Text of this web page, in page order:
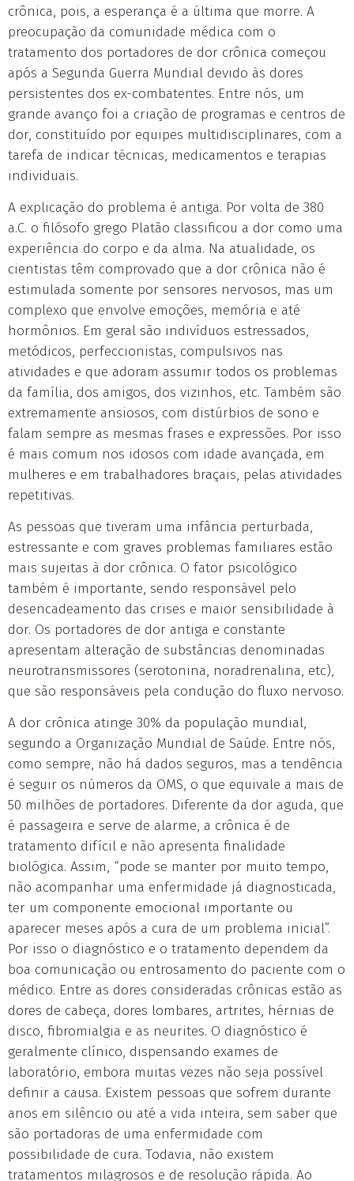
crônica, pois, a esperança é a última que morre. A
preocupação da comunidade médica com o
tratamento dos portadores de dor crônica começou
após a Segunda Guerra Mundial devido às dores
persistentes dos ex-combatentes. Entre nós, um
grande avanço foi a criação de programas e centros de
dor, constituído por equipes multidisciplinares, com a
tarefa de indicar técnicas, medicamentos e terapias
individuais.
A explicação do problema é antiga. Por volta de 380
a.C. o filósofo grego Platão classificou a dor como uma
experiência do corpo e da alma. Na atualidade, os
cientistas têm comprovado que a dor crônica não é
estimulada somente por sensores nervosos, mas um
complexo que envolve emoções, memória e até
hormônios. Em geral são indivíduos estressados,
metódicos, perfeccionistas, compulsivos nas
atividades e que adoram assumir todos os problemas
da família, dos amigos, dos vizinhos, etc. Também são
extremamente ansiosos, com distúrbios de sono e
falam sempre as mesmas frases e expressões. Por isso
é mais comum nos idosos com idade avançada, em
mulheres e em trabalhadores braçais, pelas atividades
repetitivas.
As pessoas que tiveram uma infância perturbada,
estressante e com graves problemas familiares estão
mais sujeitas à dor crônica. O fator psicológico
também é importante, sendo responsável pelo
desencadeamento das crises e maior sensibilidade à
dor. Os portadores de dor antiga e constante
apresentam alteração de substâncias denominadas
neurotransmissores (serotonina, noradrenalina, etc),
que são responsáveis pela condução do fluxo nervoso.
A dor crônica atinge 30% da população mundial,
segundo a Organização Mundial de Saúde. Entre nós,
como sempre, não há dados seguros, mas a tendência
é seguir os números da OMS, o que equivale a mais de
50 milhões de portadores. Diferente da dor aguda, que
é passageira e serve de alarme, a crônica é de
tratamento difícil e não apresenta finalidade
biológica. Assim, “pode se manter por muito tempo,
não acompanhar uma enfermidade já diagnosticada,
ter um componente emocional importante ou
aparecer meses após a cura de um problema inicial”.
Por isso o diagnóstico e o tratamento dependem da
boa comunicação ou entrosamento do paciente com o
médico. Entre as dores consideradas crônicas estão as
dores de cabeça, dores lombares, artrites, hérnias de
disco, fibromialgia e as neurites. O diagnóstico é
geralmente clínico, dispensando exames de
laboratório, embora muitas vezes não seja possível
definir a causa. Existem pessoas que sofrem durante
anos em silêncio ou até a vida inteira, sem saber que
são portadoras de uma enfermidade com
possibilidade de cura. Todavia, não existem
tratamentos milagrosos e de resolução rápida. Ao